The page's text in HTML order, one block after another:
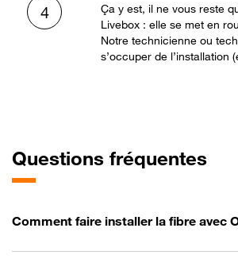
4
Ça y est, il ne vous reste
Livebox : elle se met en
Notre technicienne ou
s’occuper de l’installation
Questions fréquentes
Comment faire installer la fibre avec